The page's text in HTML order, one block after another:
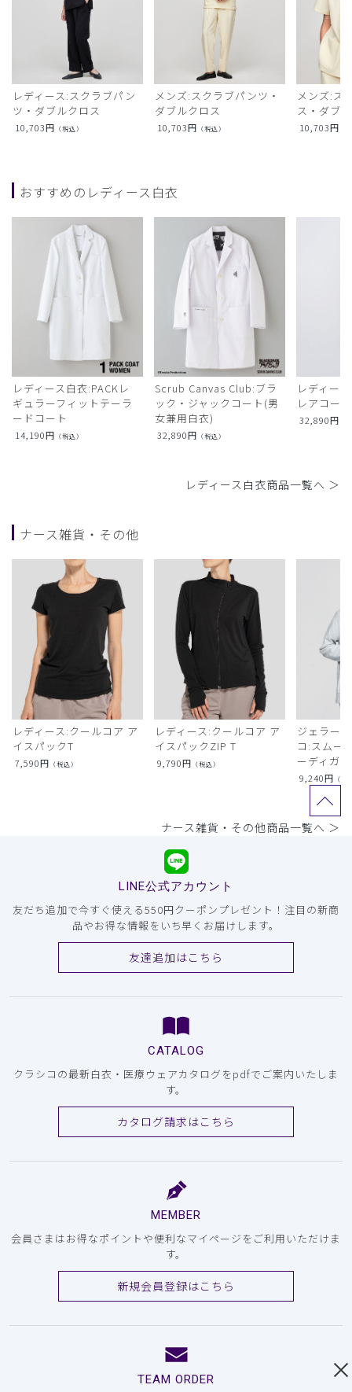
レディース:スクラブパン
ツ・ダブルクロス
10,703円 （税込）
メンズ:スクラブパンツ・
ダブルクロス
10,703円 （税込）
メンズ:ス
ス・ダブ
10,703円
おすすめのレディース白衣
レディース白衣:PACKレ
ギュラーフィットテーラ
ードコート
14,190円 （税込）
Scrub Canvas Club:ブラ
ック・ジャックコート(男
女兼用白衣)
32,890円 （税込）
レディー
レアコート
32,890円
レディース白衣商品一覧へ ＞
ナース雑貨・その他
レディース:クールコア ア
イスパックT
7,590円 （税込）
レディース:クールコア ア
イスパックZIP T
9,790円 （税込）
ジェラー
コ:スムー
ーディガン
9,240円 （税
ナース雑貨・その他商品一覧へ ＞
LINE公式アカウント
友だち追加で今すぐ使える550円クーポンプレゼント！注目の新商
品やお得な情報をいち早くお届けします。
友達追加はこちら
CATALOG
クラシコの最新白衣・医療ウェアカタログをpdfでご案内いたしま
す。
カタログ請求はこちら
MEMBER
会員さまはお得なポイントや便利なマイページをご利用いただけま
す。
新規会員登録はこちら
TEAM ORDER